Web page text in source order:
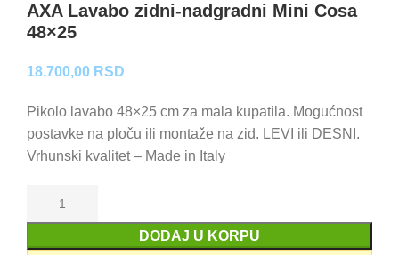
AXA Lavabo zidni-nadgradni Mini Cosa
48×25
18.700,00 RSD
Pikolo lavabo 48×25 cm za mala kupatila. Mogućnost
postavke na ploču ili montaže na zid. LEVI ili DESNI.
Vrhunski kvalitet – Made in Italy
DODAJ U KORPU